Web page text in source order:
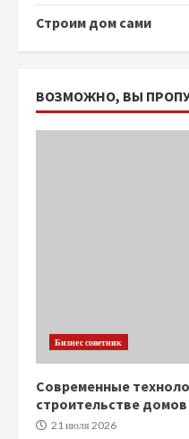
Строим дом сами
ВОЗМОЖНО, ВЫ
Бизнес советник
Современные
строительстве домов
21 июля 2026